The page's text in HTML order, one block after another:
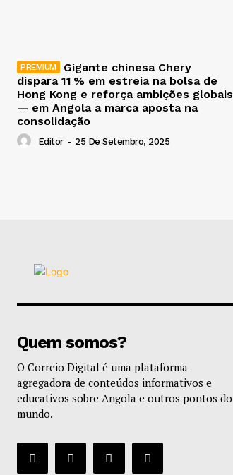
Gigante chinesa Chery
dispara 11 % em estreia na bolsa de
Hong Kong e reforça ambições globais
— em Angola a marca aposta na
consolidação
Editor - 25 De Setembro, 2025
Quem somos?
O Correio Digital é uma plataforma
agregadora de conteúdos informativos e
educativos sobre Angola e outros pontos do
mundo.